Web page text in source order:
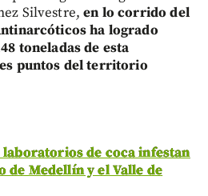
Silvestre,en lo corrido del
ha logrado
toneladas de esta
puntos del territorio
laboratorios de coca infestan
de Medellín y el Valle de